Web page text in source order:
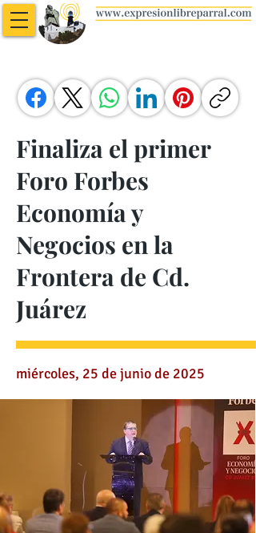
Finaliza el primer
Foro Forbes
Economía y
Negocios en la
Frontera de Cd.
Juárez
miércoles, 25 de junio de 2025